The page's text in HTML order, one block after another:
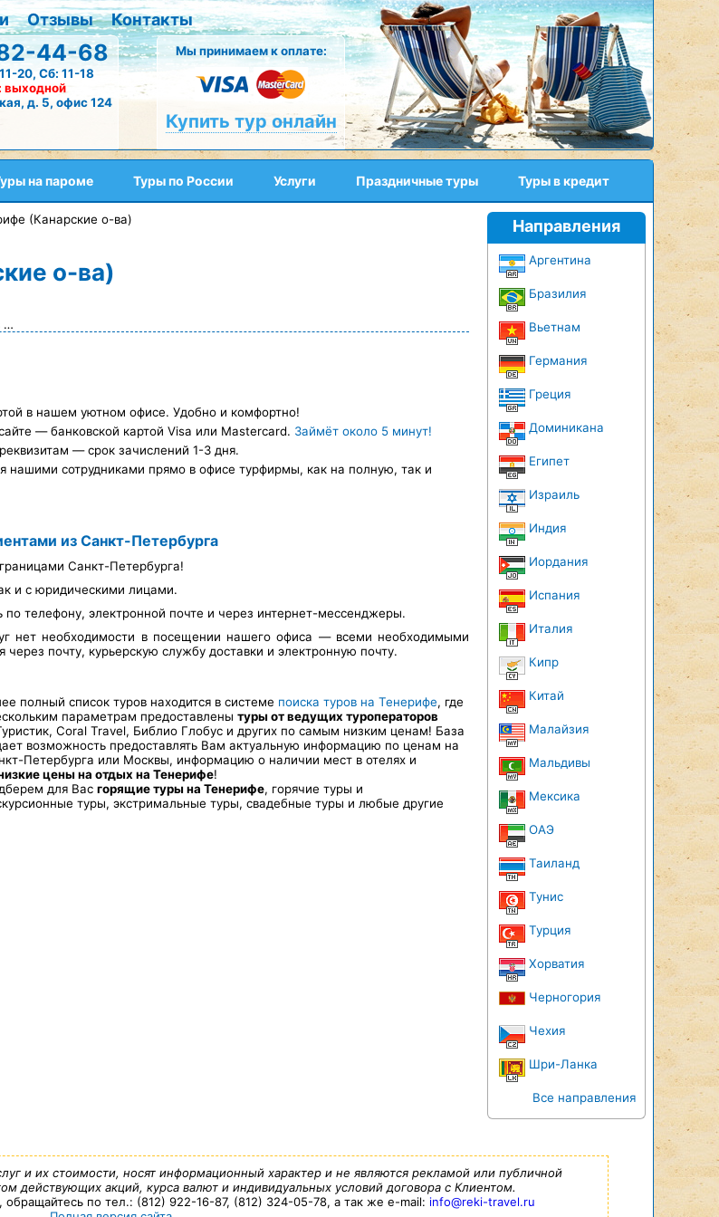
Отзывы
Контакты
44-68
20, Сб: 11-18
выходной
д. 5, офис 124
Мы принимаем к оплате:
Купить тур онлайн
на пароме Туры по России Услуги Праздничные туры Туры в кредит
(Канарские о-ва)
о-ва)
…
в нашем уютном офисе. Удобно и комфортно!
— банковской картой Visa или Mastercard. Займёт около 5 минут!
— срок зачислений 1-3 дня.
нашими сотрудниками прямо в офисе турфирмы, как на полную, так и
из Санкт-Петербурга
Санкт-Петербурга!
и с юридическими лицами.
телефону, электронной почте и через интернет-мессенджеры.
нет необходимости в посещении нашего офиса — всеми необходимыми
почту, курьерскую службу доставки и электронную почту.
полный список туров находится в системе поиска туров на Тенерифе, где
параметрам предоставлены туры от ведущих туроператоров
Coral Travel, Библио Глобус и других по самым низким ценам! База
возможность предоставлять Вам актуальную информацию по ценам на
Петербурга или Москвы, информацию о наличии мест в отелях и
цены на отдых на Тенерифе!
для Вас горящие туры на Тенерифе, горячие туры и
туры, экстримальные туры, свадебные туры и любые другие
Направления
Аргентина
Бразилия
Вьетнам
Германия
Греция
Доминикана
Египет
Израиль
Индия
Иордания
Испания
Италия
Кипр
Китай
Малайзия
Мальдивы
Мексика
ОАЭ
Таиланд
Тунис
Турция
Хорватия
Черногория
Чехия
Шри-Ланка
Все направления
и их стоимости, носят информационный характер и не являются рекламой или публичной
действующих акций, курса валют и индивидуальных условий договора с Клиентом.
по тел.: (812) 922-16-87, (812) 324-05-78, а так же e-mail: info@reki-travel.ru